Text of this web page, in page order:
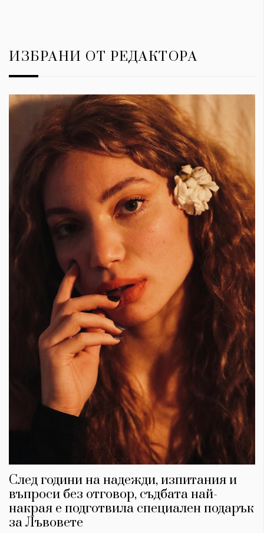
ИЗБРАНИ ОТ РЕДАКТОРА
След години на надежди, изпитания и
въпроси без отговор, съдбата най-
накрая е подготвила специален подарък
за Лъвовете